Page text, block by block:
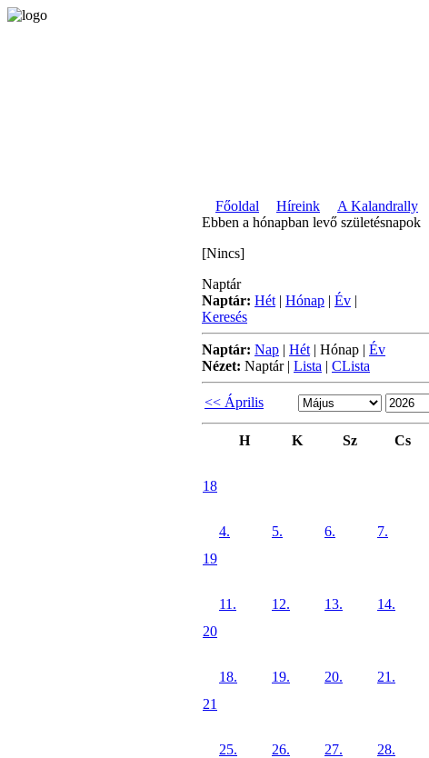
Főoldal Híreink A Kalandrally
Ebben a hónapban levő születésnapok
[Nincs]
Naptár
Naptár: Hét | Hónap | Év |
Keresés
Naptár: Nap | Hét | Hónap | Év
Nézet: Naptár| Lista | CLista
<< Április
H K Sz Cs
18
19
4. 5. 6. 7.
20
11. 12. 13. 14.
21
18. 19. 20. 21.
25. 26. 27. 28.